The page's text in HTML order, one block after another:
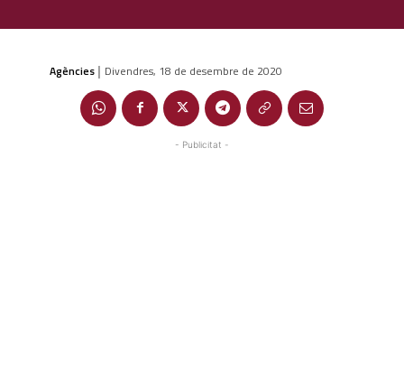
Agències | Divendres, 18 de desembre de 2020
- Publicitat -